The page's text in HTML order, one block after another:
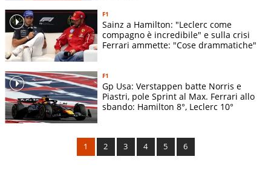
9 Great Britain GP 0
(17) -
Alexander
Albon
10 Belgium GP 0
Albon (15) -
Carlos Sainz
Hungary GP 0
F1
Sainz a Hamilton: "Leclerc come
compagno è incredibile" e sulla crisi
Ferrari ammette: "Cose drammatiche"
F1
Gp Usa: Verstappen batte Norris e
Piastri, pole Sprint al Max. Ferrari allo
sbando: Hamilton 8°, Leclerc 10°
1 2 3 4 5 6